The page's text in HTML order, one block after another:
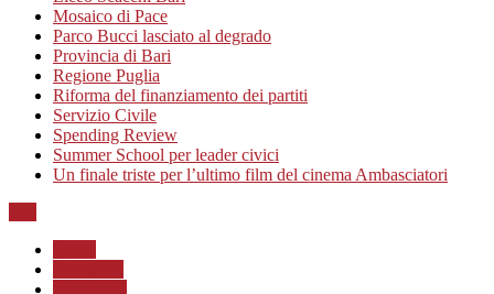
Mosaico di Pace
Parco Bucci lasciato al degrado
Provincia di Bari
Regione Puglia
Riforma del finanziamento dei partiti
Servizio Civile
Spending Review
Summer School per leader civici
Un finale triste per l’ultimo film del cinema Ambasciatori